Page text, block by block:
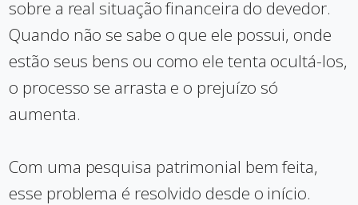
sobre a real situação financeira do devedor.
Quando não se sabe o que ele possui, onde
estão seus bens ou como ele tenta ocultá-los,
o processo se arrasta e o prejuízo só
aumenta.
Com uma pesquisa patrimonial bem feita,
esse problema é resolvido desde o início.